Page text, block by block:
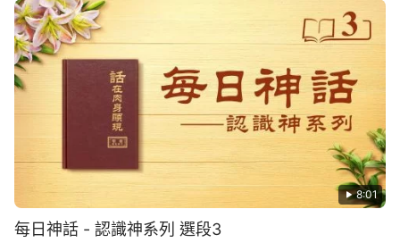
8:01
每日神話 - 認識神系列 選段3